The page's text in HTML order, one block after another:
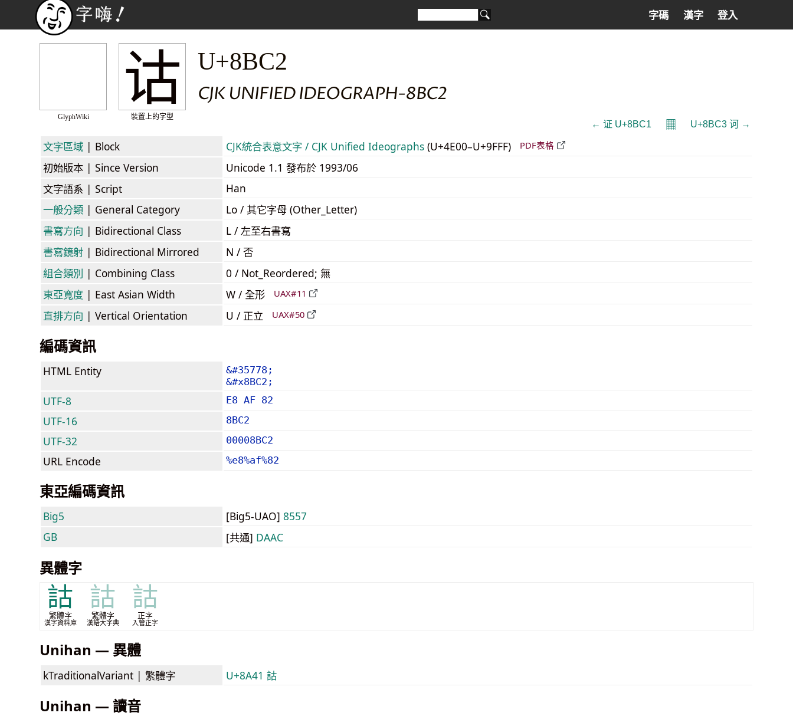
字碼 漢字 登入
GlyphWiki
诂
裝置上的字型
U+8BC2
CJK UNIFIED IDEOGRAPH-8BC2
← 证 U+8BC1 𝄜 U+8BC3 诃 →
文字區域 | Block CJK統合表意文字 / CJK Unified Ideographs (U+4E00–U+9FFF) PDF表格
初始版本 | Since Version
Unicode 1.1 發布於 1993/06
文字語系 | Script
Han
一般分類 | General Category
Lo / 其它字母 (Other_Letter)
書寫方向 | Bidirectional Class
L / 左至右書寫
書寫鏡射 | Bidirectional Mirrored
N / 否
組合類別 | Combining Class
0 / Not_Reordered; 無
東亞寬度 | East Asian Width W / 全形 UAX#11
直排方向 | Vertical Orientation U / 正立 UAX#50
編碼資訊
HTML Entity
&#35778;
&#x8BC2;
UTF-8 E8 AF 82
UTF-16 8BC2
UTF-32 00008BC2
URL Encode %e8%af%82
東亞編碼資訊
Big5 [Big5-UAO] 8557
GB
[共通] DAAC
異體字
詁
繁體字
漢字資料庫
詁
繁體字
漢語大字典
詁
正字
入管正字
Unihan — 異體
kTraditionalVariant | 繁體字 U+8A41 詁
Unihan — 讀音